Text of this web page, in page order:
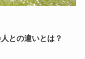
との違いとは？